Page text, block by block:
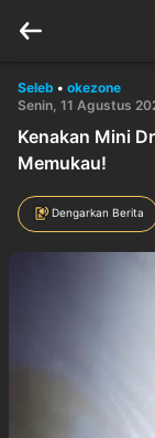
Seleb • okezone
Senin, 11 Agustus
Kenakan Mini
Memukau!
Dengarkan Berita